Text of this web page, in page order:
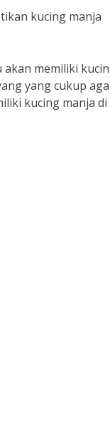
kucing manja
akan memiliki
yang cukup
kucing manja di